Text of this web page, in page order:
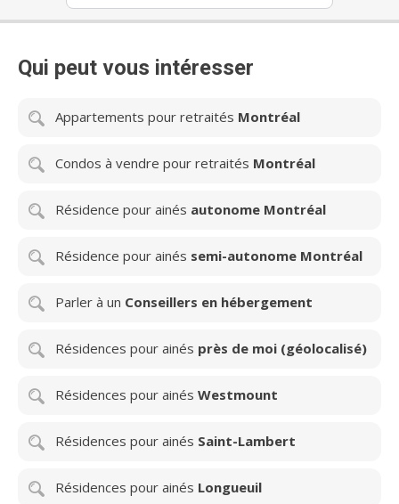
Qui peut vous intéresser
Appartements pour retraités Montréal
Condos à vendre pour retraités Montréal
Résidence pour ainés autonome Montréal
Résidence pour ainés semi-autonome Montréal
Parler à un Conseillers en hébergement
Résidences pour ainés près de moi (géolocalisé)
Résidences pour ainés Westmount
Résidences pour ainés Saint-Lambert
Résidences pour ainés Longueuil